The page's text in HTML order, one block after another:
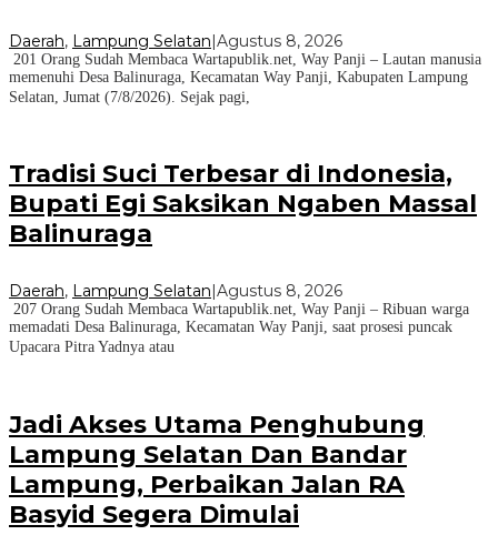
Daerah, Lampung Selatan|Agustus 8, 2026
201 Orang Sudah Membaca Wartapublik.net, Way Panji – Lautan manusia
memenuhi Desa Balinuraga, Kecamatan Way Panji, Kabupaten Lampung
Selatan, Jumat (7/8/2026). Sejak pagi,
Tradisi Suci Terbesar di Indonesia,
Bupati Egi Saksikan Ngaben Massal
Balinuraga
Daerah, Lampung Selatan Agustus 8, 2026
207 Orang Sudah Membaca Wartapublik.net, Way Panji – Ribuan warga
memadati Desa Balinuraga, Kecamatan Way Panji, saat prosesi puncak
Upacara Pitra Yadnya atau
Jadi Akses Utama Penghubung
Lampung Selatan Dan Bandar
Lampung, Perbaikan Jalan RA
Basyid Segera Dimulai